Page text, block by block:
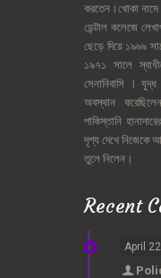
করতেন।খোকা নামে
ডেন্টাল কলেজে
ছেড়ে দিয়ে ১৯৬৯
১৯৭১
সালে
সেনানিবাসি
। যুদ্ধ
অবস্থান
করেছিলেন
পাকিস্তানি হানাদারের
দৃশ্য দেখে নিজেকে
তুলে নিলেন।
Recent
April